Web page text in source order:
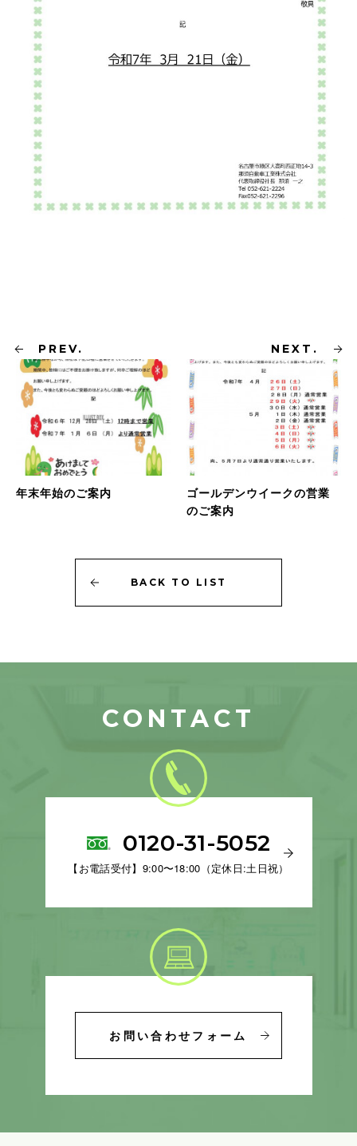
PREV.
年末年始のご案内
BACK TO LIST
NEXT.
ゴールデンウイークの営業
のご案内
CONTACT
0120-31-5052
【お電話受付】9:00〜18:00（定休日:土日祝）
お問い合わせフォーム